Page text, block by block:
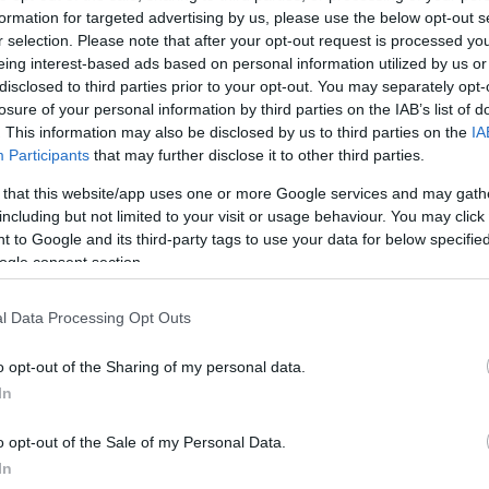
for targeted advertising by us, please use the below opt-out
selection. Please note that after your opt-out request is processed
interest-based ads based on personal information utilized by us
to third parties prior to your opt-out. You may separately
of your personal information by third parties on the IAB’s list of
This information may also be disclosed by us to third parties on the
Participants that may further disclose it to other third parties.
that this website/app uses one or more Google services and may
but not limited to your visit or usage behaviour. You may
to Google and its third-party tags to use your data for below
consent section.
Data Processing Opt Outs
opt-out of the Sharing of my personal data.
opt-out of the Sale of my Personal Data.
περισσότερο… τότε θα ήταν ακόμα πιο δυνατό!
συναντήσεις με τη διοίκηση του ANT1
καθώς ό,τι είναι να αποφασιστεί θα γίνει
κυκλοφορούν πολλές «ράδιο αρβύλες» για
αλλά ο Κανάκης δεν έχει κάνει καμία επαφή… πριν
τι θα γίνει με τον σταθμό του Αμαρουσίου. Πάντως
την επόμενη σεζόν… που έχει και εκλογικό άρωμα…
αέρα, σύμφωνα με όσα υποστηρίζουν στελέχη του
ο Big Brother, που, όπως έχω αναφέρει,
το κανάλι του Φαλήρου, μου τόνισαν ότι θα έχουν
(«Μπλε Ώρες» και «Αντώνιος και Κλεοπάτρα») που